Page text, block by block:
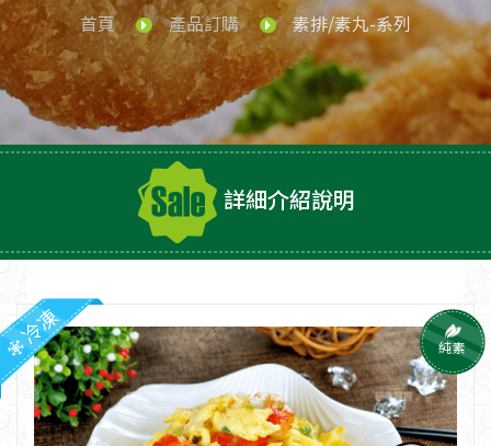
首頁 產品訂購 素排/素丸-系列
詳細介紹說明
冷凍 純素